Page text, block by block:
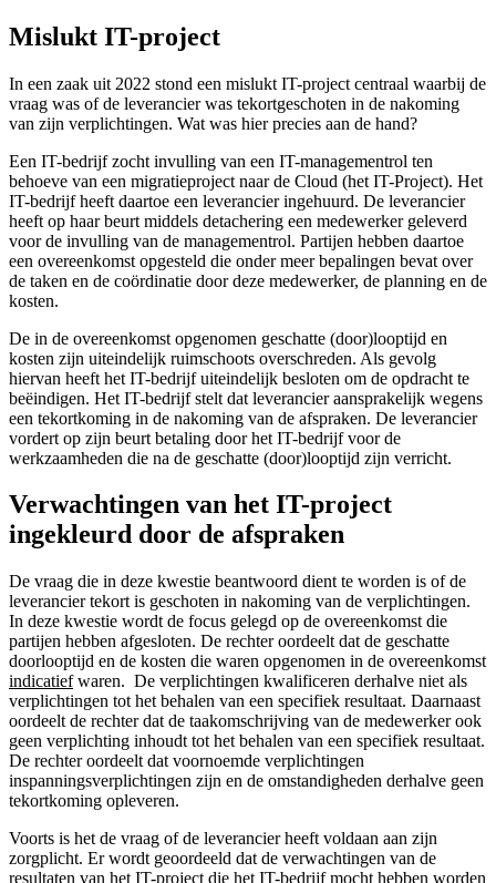
Mislukt IT-project
In een zaak uit 2022 stond een mislukt IT-project centraal waarbij de
vraag was of de leverancier was tekortgeschoten in de nakoming
van zijn verplichtingen. Wat was hier precies aan de hand?
Een IT-bedrijf zocht invulling van een IT-managementrol ten
behoeve van een migratieproject naar de Cloud (het IT-Project). Het
IT-bedrijf heeft daartoe een leverancier ingehuurd. De leverancier
heeft op haar beurt middels detachering een medewerker geleverd
voor de invulling van de managementrol. Partijen hebben daartoe
een overeenkomst opgesteld die onder meer bepalingen bevat over
de taken en de coördinatie door deze medewerker, de planning en de
kosten.
De in de overeenkomst opgenomen geschatte (door)looptijd en
kosten zijn uiteindelijk ruimschoots overschreden. Als gevolg
hiervan heeft het IT-bedrijf uiteindelijk besloten om de opdracht te
beëindigen. Het IT-bedrijf stelt dat leverancier aansprakelijk wegens
een tekortkoming in de nakoming van de afspraken. De leverancier
vordert op zijn beurt betaling door het IT-bedrijf voor de
werkzaamheden die na de geschatte (door)looptijd zijn verricht.
Verwachtingen van het IT-project
ingekleurd door de afspraken
De vraag die in deze kwestie beantwoord dient te worden is of de
leverancier tekort is geschoten in nakoming van de verplichtingen.
In deze kwestie wordt de focus gelegd op de overeenkomst die
partijen hebben afgesloten. De rechter oordeelt dat de geschatte
doorlooptijd en de kosten die waren opgenomen in de overeenkomst
indicatiefwaren. De verplichtingen kwalificeren derhalve niet als
verplichtingen tot het behalen van een specifiek resultaat. Daarnaast
oordeelt de rechter dat de taakomschrijving van de medewerker ook
geen verplichting inhoudt tot het behalen van een specifiek resultaat.
De rechter oordeelt dat voornoemde verplichtingen
inspanningsverplichtingen zijn en de omstandigheden derhalve geen
tekortkoming opleveren.
Voorts is het de vraag of de leverancier heeft voldaan aan zijn
zorgplicht. Er wordt geoordeeld dat de verwachtingen van de
resultaten van het IT-project die het IT-bedrijf mocht hebben worden